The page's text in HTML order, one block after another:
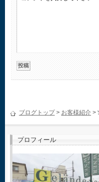
ブログトップ> お客様紹介 >
プロフィール